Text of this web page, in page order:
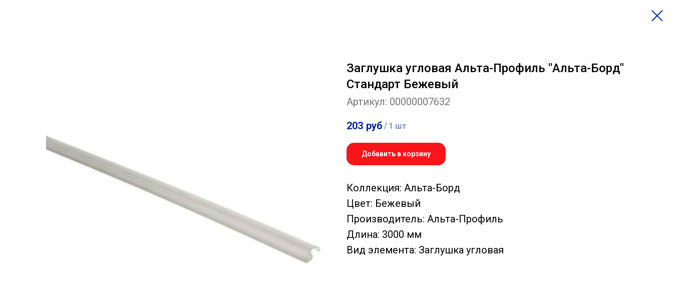
Заглушка угловая Альта-Профиль "Альта-Борд"
Стандарт Бежевый
Артикул: 00000007632
203 руб / 1 шт
Добавить в корзину
Коллекция: Альта-Борд
Цвет: Бежевый
Производитель: Альта-Профиль
Длина: 3000 мм
Вид элемента: Заглушка угловая